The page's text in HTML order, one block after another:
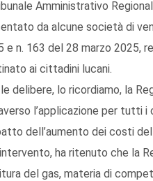
Amministrativo
da alcune società di
e n. 163 del 28 marzo 2025,
ai cittadini lucani.
delibere, lo ricordiamo, la
l’applicazione per tutti i
dell’aumento dei costi
ha ritenuto che la
del gas, materia di